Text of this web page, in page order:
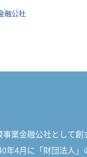
融公社
業金融公社として
年4月に「財団法人